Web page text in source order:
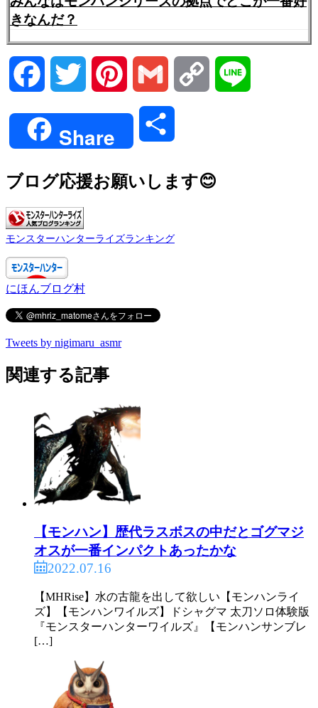
きなんだ？
Facebook Twitter Pinterest Gmail Copy
Share
ブログ応援お願いします😊
モンスターハンターライズランキング
にほんブログ村
Tweets by nigimaru_asmr
関連する記事
【モンハン】歴代ラスボスの中だとゴグマジ
オスが一番インパクトあったかな
2022.07.16
【MHRise】水の古龍を出して欲しい【モンハンライ
ズ】【モンハンワイルズ】ドシャグマ 太刀ソロ体験版
『モンスターハンターワイルズ』【モンハンサンブレ
[…]